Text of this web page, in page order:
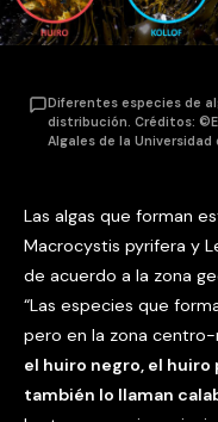
Diferentes especies de
distribución. Créditos:
Algales de la
Las algas que forman
Macrocystis pyrifera y
de acuerdo a la zona
“Las especies que
pero en la zona
el huiro negro, el
también lo llaman